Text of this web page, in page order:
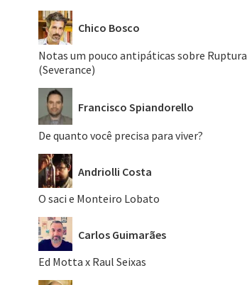
Chico Bosco
Notas um pouco antipáticas sobre Ruptura
(Severance)
Francisco Spiandorello
De quanto você precisa para viver?
Andriolli Costa
O saci e Monteiro Lobato
Carlos Guimarães
Ed Motta x Raul Seixas